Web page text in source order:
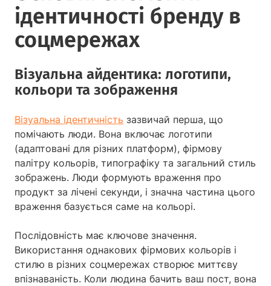
ідентичності бренду в
соцмережах
Візуальна айдентика: логотипи,
кольори та зображення
Візуальна ідентичність зазвичай перша, що
помічають люди. Вона включає логотипи
(адаптовані для різних платформ), фірмову
палітру кольорів, типографіку та загальний стиль
зображень. Люди формують враження про
продукт за лічені секунди, і значна частина цього
враження базується саме на кольорі.
Послідовність має ключове значення.
Використання однакових фірмових кольорів і
стилю в різних соцмережах створює миттєву
впізнаваність. Коли людина бачить ваш пост, вона